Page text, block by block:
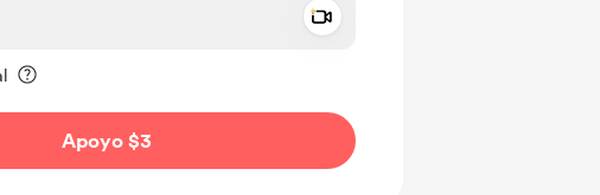
Apoyo $3